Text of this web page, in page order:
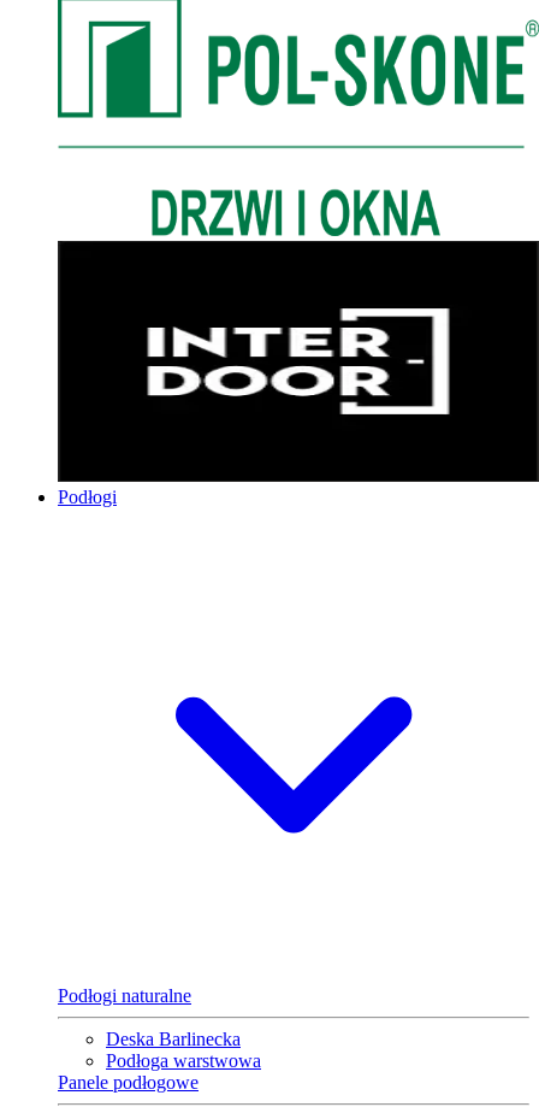
Podłogi
Podłogi naturalne
Deska Barlinecka
Podłoga warstwowa
Panele podłogowe